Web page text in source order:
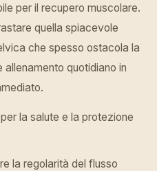
per il recupero muscolare.
quella spiacevole
che spesso ostacola la
quotidiano in
la salute e la protezione
la regolarità del flusso